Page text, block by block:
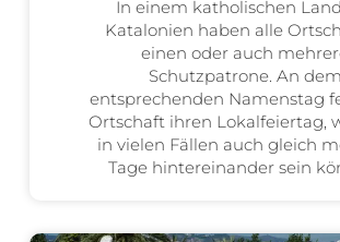
In einem katholischen
Katalonien haben alle
einen oder auch
Schutzpatrone. An dem
entsprechenden Namenstag
Ortschaft ihren Lokalfeiertag,
in vielen Fällen auch gleich
Tage hintereinander sein